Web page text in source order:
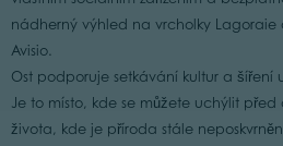
nádherný výhled na vrcholky Lagoraie
Avisio.
Ost podporuje setkávání kultur a šíření
Je to místo, kde se můžete uchýlit
života, kde je příroda stále